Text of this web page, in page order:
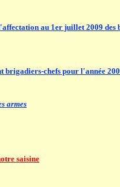
au 1er juillet 2009 des
brigadiers-chefs pour l'année
armes
saisine